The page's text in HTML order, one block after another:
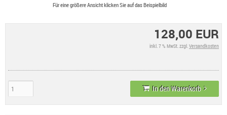
Für eine größere Ansicht klicken Sie auf das Beispielbild
128,00 EUR
inkl. 7 % MwSt. zzgl. Versandkosten
In den Warenkorb